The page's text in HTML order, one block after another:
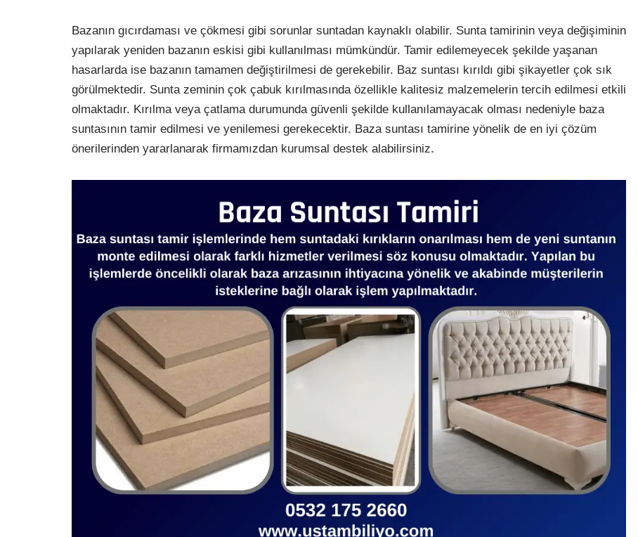
Bazanın gıcırdaması ve çökmesi gibi sorunlar suntadan kaynaklı olabilir. Sunta tamirinin veya değişiminin
yapılarak yeniden bazanın eskisi gibi kullanılması mümkündür. Tamir edilemeyecek şekilde yaşanan
hasarlarda ise bazanın tamamen değiştirilmesi de gerekebilir. Baz suntası kırıldı gibi şikayetler çok sık
görülmektedir. Sunta zeminin çok çabuk kırılmasında özellikle kalitesiz malzemelerin tercih edilmesi etkili
olmaktadır. Kırılma veya çatlama durumunda güvenli şekilde kullanılamayacak olması nedeniyle baza
suntasının tamir edilmesi ve yenilemesi gerekecektir. Baza suntası tamirine yönelik de en iyi çözüm
önerilerinden yararlanarak firmamızdan kurumsal destek alabilirsiniz.